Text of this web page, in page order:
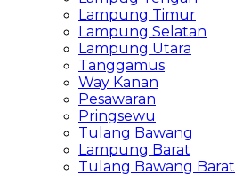
Lampung Timur
Lampung Selatan
Lampung Utara
Tanggamus
Way Kanan
Pesawaran
Pringsewu
Tulang Bawang
Lampung Barat
Tulang Bawang Barat